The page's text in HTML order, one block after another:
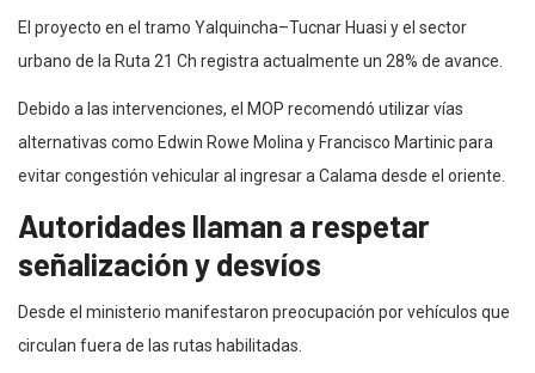
El proyecto en el tramo Yalquincha–Tucnar Huasi y el sector
urbano de la Ruta 21 Ch registra actualmente un 28% de avance.
Debido a las intervenciones, el MOP recomendó utilizar vías
alternativas como Edwin Rowe Molina y Francisco Martinic para
evitar congestión vehicular al ingresar a Calama desde el oriente.
Autoridades llaman a respetar
señalización y desvíos
Desde el ministerio manifestaron preocupación por vehículos que
circulan fuera de las rutas habilitadas.